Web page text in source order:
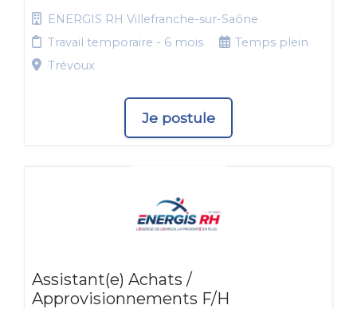
ENERGIS RH Villefranche-sur-Saône
Travail temporaire - 6 mois
Temps plein
Trévoux
Je postule
Assistant(e) Achats /
Approvisionnements F/H